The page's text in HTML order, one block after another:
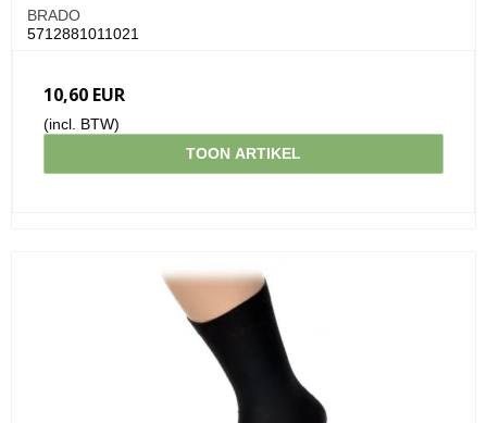
BRADO
5712881011021
10,60 EUR
(incl. BTW)
TOON ARTIKEL